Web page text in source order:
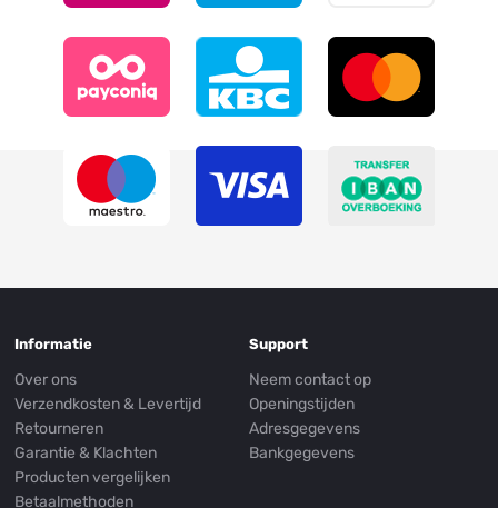
Informatie
Over ons
Verzendkosten & Levertijd
Retourneren
Garantie & Klachten
Producten vergelijken
Betaalmethoden
Support
Neem contact op
Openingstijden
Adresgegevens
Bankgegevens